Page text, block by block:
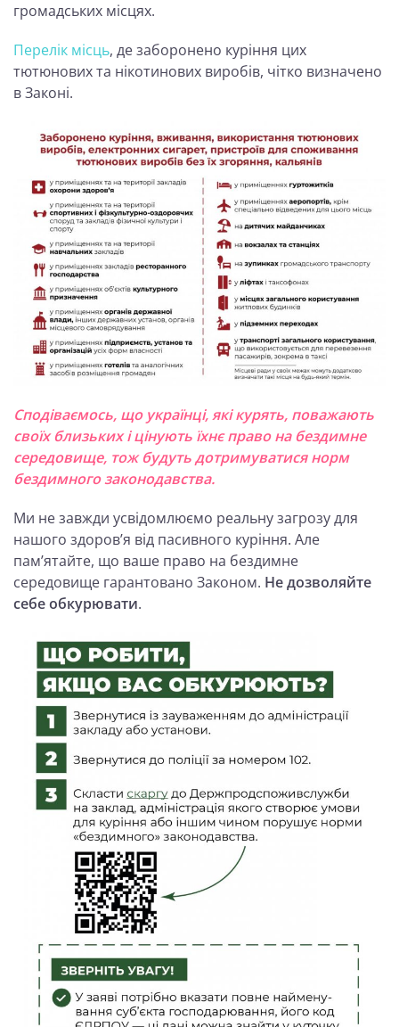
громадських місцях.
Перелік місць, де заборонено куріння цих
тютюнових та нікотинових виробів, чітко визначено
в Законі.
Сподіваємось, що українці, які курять, поважають
своїх близьких і цінують їхнє право на бездимне
середовище, тож будуть дотримуватися норм
бездимного законодавства.
Ми не завжди усвідомлюємо реальну загрозу для
нашого здоров’я від пасивного куріння. Але
пам’ятайте, що ваше право на бездимне
середовище гарантовано Законом. Не дозволяйте
себе обкурювати.